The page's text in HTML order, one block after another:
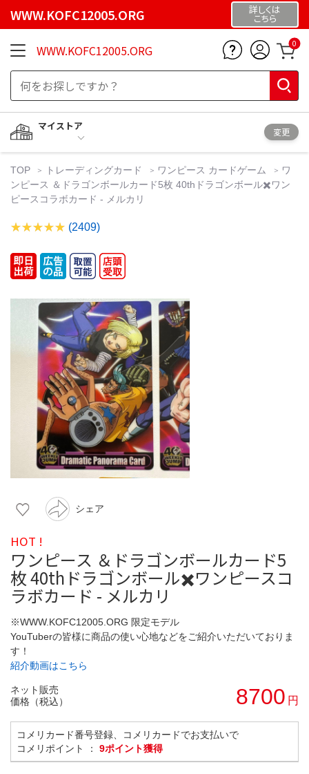
WWW.KOFC12005.ORG 詳しくは
こちら
WWW.KOFC12005.ORG 0
マイストア
変更
TOP トレーディングカード ワンピース カードゲーム
ワ
ンピース ＆ドラゴンボールカード5枚 40thドラゴンボール✖️ワン
ピースコラボカード - メルカリ
(2409)
シェア
HOT !
ワンピース ＆ドラゴンボールカード5
枚 40thドラゴンボール✖️ワンピースコ
ラボカード - メルカリ
※WWW.KOFC12005.ORG 限定モデル
YouTuberの皆様に商品の使い心地などをご紹介いただいておりま
す！
紹介動画はこちら
ネット販売
価格（税込）
8700 円
コメリカード番号登録、コメリカードでお支払いで
コメリポイント ： 9ポイント獲得